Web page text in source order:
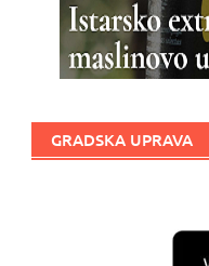
GRADSKA UPRAVA